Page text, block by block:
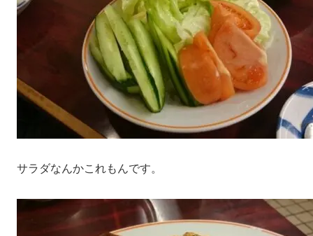
サラダなんかこれもんです。